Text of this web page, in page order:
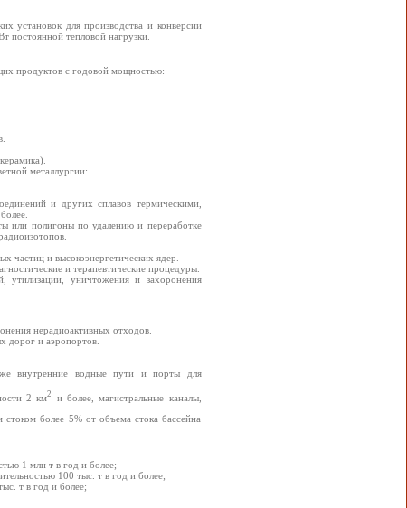
установок для производства и конверсии
постоянной тепловой нагрузки.
продуктов с годовой мощностью:
металлургии:
и других сплавов термическими,
или полигоны по удалению и переработке
частиц и высокоэнергетических ядер.
и терапевтические процедуры.
уничтожения и захоронения
нерадиоактивных отходов.
дорог и аэропортов.
внутренние водные пути и порты для
2 км2
и более, магистральные каналы,
более 5% от объема стока бассейна
1 млн т в год и более;
100 тыс. т в год и более;
т в год и более;